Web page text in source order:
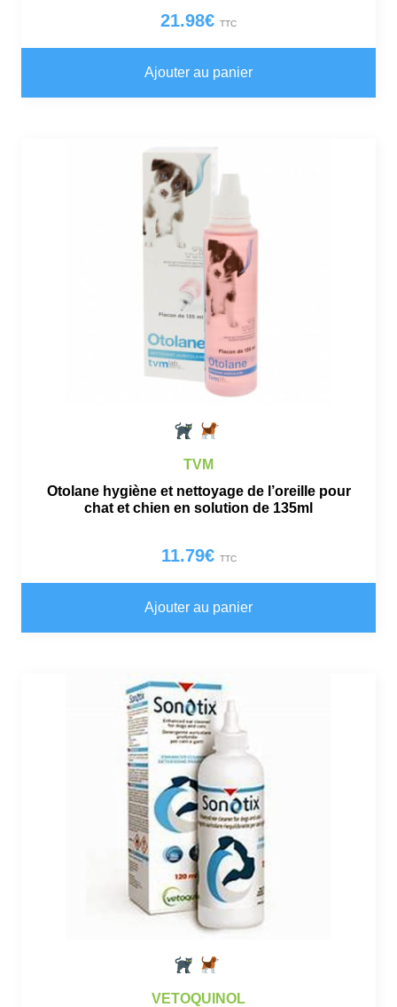
21.98€ TTC
Ajouter au panier
TVM
Otolane hygiène et nettoyage de l’oreille pour
chat et chien en solution de 135ml
11.79€ TTC
Ajouter au panier
VETOQUINOL